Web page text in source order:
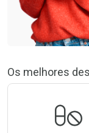
Os melhores